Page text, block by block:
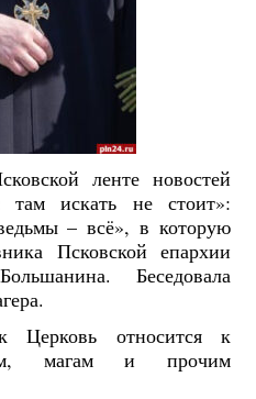
ленте новостей
там искать не стоит»:
– всё», в которую
Псковской епархии
Беседовала
относится к
магам и прочим